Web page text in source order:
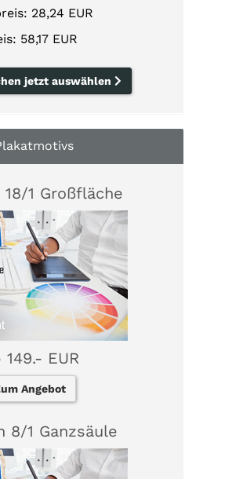
28,24 EUR
58,17 EUR
jetzt auswählen
1 Großfläche
149.- EUR
Angebot
8/1 Ganzsäule